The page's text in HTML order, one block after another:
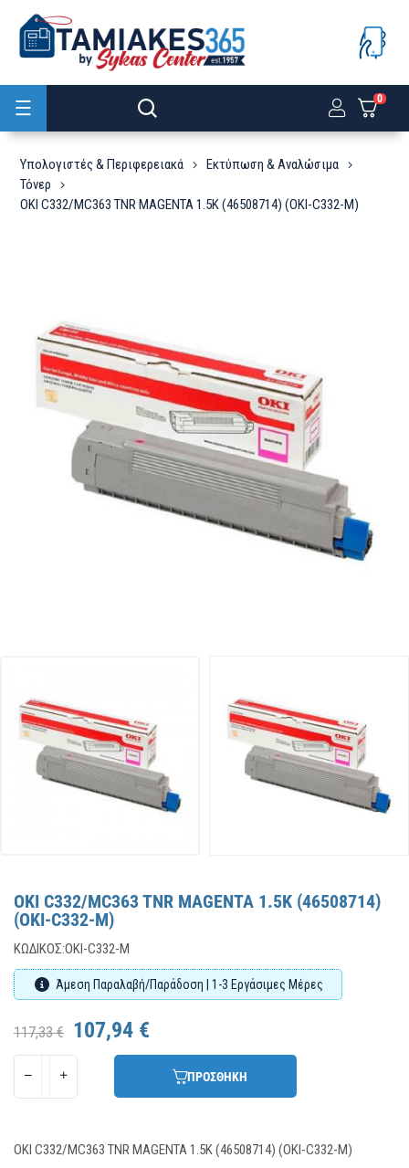
0
Υπολογιστές & Περιφερειακά
Εκτύπωση & Αναλώσιμα
Τόνερ
OKI C332/MC363 TNR MAGENTA 1.5K (46508714) (OKI-C332-M)
OKI C332/MC363 TNR MAGENTA 1.5K (46508714)
(OKI-C332-M)
ΚΩΔΙΚΌΣ:OKI-C332-M
Άμεση Παραλαβή/Παράδοση | 1-3 Εργάσιμες Μέρες
117,33 € 107,94 €
ΠΡΟΣΘΗΚΗ
OKI C332/MC363 TNR MAGENTA 1.5K (46508714) (OKI-C332-M)